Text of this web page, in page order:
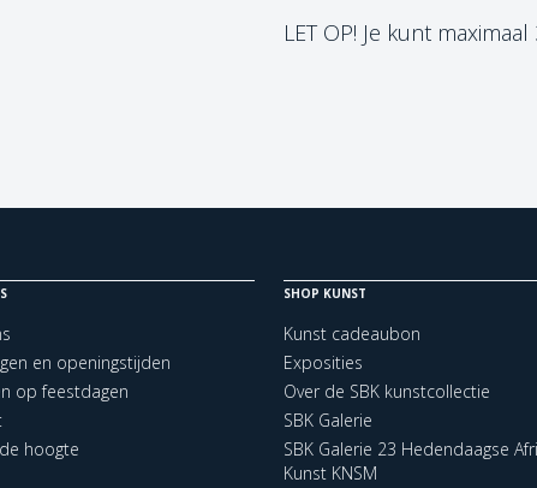
LET OP! Je kunt
en openingstijden
op feestdagen
hoogte
SHOP KUNST
Kunst cadeaubon
Exposities
Over de SBK kunstcollectie
SBK Galerie
SBK Galerie 23 Hedendaagse
Kunst KNSM